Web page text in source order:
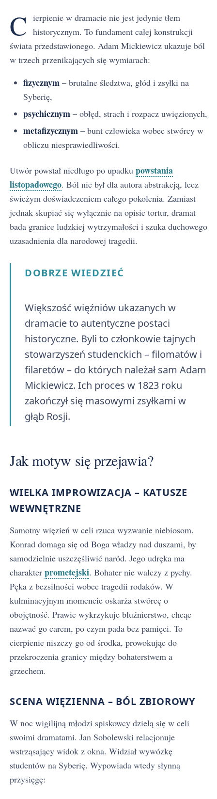
C ierpienie w dramacie nie jest jedynie tłem
historycznym. To fundament całej konstrukcji
świata przedstawionego. Adam Mickiewicz ukazuje ból
w trzech przenikających się wymiarach:
fizycznym – brutalne śledztwa, głód i zsyłki na
Syberię,
psychicznym – obłęd, strach i rozpacz uwięzionych,
metafizycznym – bunt człowieka wobec stwórcy w
obliczu niesprawiedliwości.
Utwór powstał niedługo po upadku powstania
listopadowego. Ból nie był dla autora abstrakcją, lecz
świeżym doświadczeniem całego pokolenia. Zamiast
jednak skupiać się wyłącznie na opisie tortur, dramat
bada granice ludzkiej wytrzymałości i szuka duchowego
uzasadnienia dla narodowej tragedii.
DOBRZE WIEDZIEĆ
Większość więźniów ukazanych w
dramacie to autentyczne postaci
historyczne. Byli to członkowie tajnych
stowarzyszeń studenckich – filomatów i
filaretów – do których należał sam Adam
Mickiewicz. Ich proces w 1823 roku
zakończył się masowymi zsyłkami w
głąb Rosji.
Jak motyw się przejawia?
WIELKA IMPROWIZACJA – KATUSZE
WEWNĘTRZNE
Samotny więzień w celi rzuca wyzwanie niebiosom.
Konrad domaga się od Boga władzy nad duszami, by
samodzielnie uszczęśliwić naród. Jego udręka ma
charakter prometejski. Bohater nie walczy z pychy.
Pęka z bezsilności wobec tragedii rodaków. W
kulminacyjnym momencie oskarża stwórcę o
obojętność. Prawie wykrzykuje bluźnierstwo, chcąc
nazwać go carem, po czym pada bez pamięci. To
cierpienie niszczy go od środka, prowokując do
przekroczenia granicy między bohaterstwem a
grzechem.
SCENA WIĘZIENNA – BÓL ZBIOROWY
W noc wigilijną młodzi spiskowcy dzielą się w celi
swoimi dramatami. Jan Sobolewski relacjonuje
wstrząsający widok z okna. Widział wywózkę
studentów na Syberię. Wypowiada wtedy słynną
przysięgę: